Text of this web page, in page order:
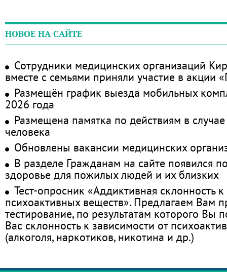
НОВОЕ НА САЙТЕ
Сотрудники медицинских организаций
вместе с семьями приняли участие в акции
Размещён график выезда мобильных
2026 года
Размещена памятка по действиям в
человека
Обновлены вакансии медицинских
В разделе Гражданам на сайте появился
здоровье для пожилых людей и их близких
Тест-опросник «Аддиктивная склонность
психоактивных веществ». Предлагаем Вам
тестирование, по результатам которого Вы
Вас склонность к зависимости от
(алкоголя, наркотиков, никотина и др.)